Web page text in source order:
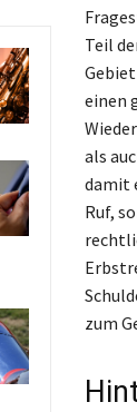
Teil
einen
als
damit
Ruf,
zum